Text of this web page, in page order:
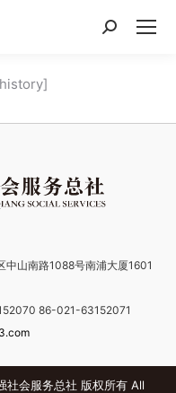
搜
中山南路1088号南浦大厦1601
86-021-63152071
会服务总社 版权所有 All